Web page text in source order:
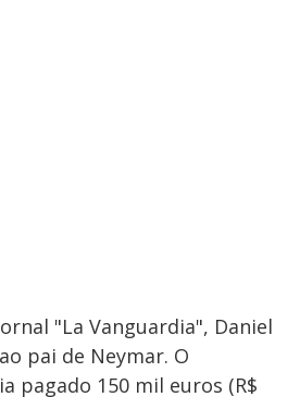
"La Vanguardia", Daniel
pai de Neymar. O
pagado 150 mil euros (R$